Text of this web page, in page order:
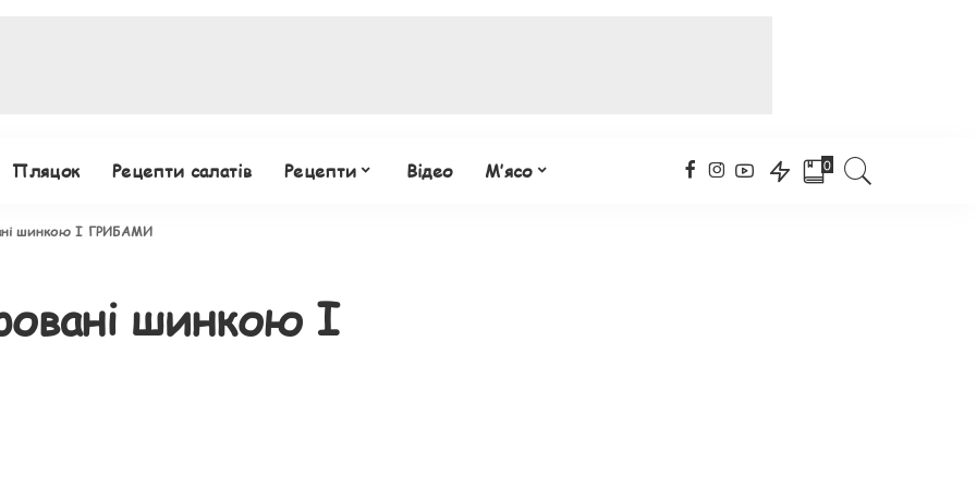
Пляцок Рецепти салатів Рецепти Відео М’ясо 0
шинкою І ГРИБАМИ
шинкою І